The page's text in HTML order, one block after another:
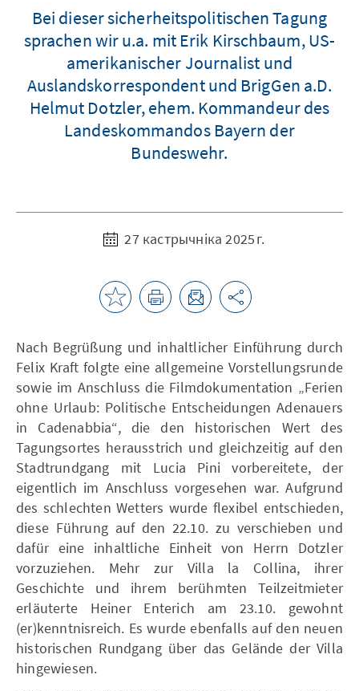
Bei dieser sicherheitspolitischen Tagung
sprachen wir u.a. mit Erik Kirschbaum, US-
amerikanischer Journalist und
Auslandskorrespondent und BrigGen a.D.
Helmut Dotzler, ehem. Kommandeur des
Landeskommandos Bayern der
Bundeswehr.
27 кастрычніка 2025 г.
Nach Begrüßung und inhaltlicher Einführung durch
Felix Kraft folgte eine allgemeine Vorstellungsrunde
sowie im Anschluss die Filmdokumentation „Ferien
ohne Urlaub: Politische Entscheidungen Adenauers
in Cadenabbia“, die den historischen Wert des
Tagungsortes herausstrich und gleichzeitig auf den
Stadtrundgang mit Lucia Pini vorbereitete, der
eigentlich im Anschluss vorgesehen war. Aufgrund
des schlechten Wetters wurde flexibel entschieden,
diese Führung auf den 22.10. zu verschieben und
dafür eine inhaltliche Einheit von Herrn Dotzler
vorzuziehen. Mehr zur Villa la Collina, ihrer
Geschichte und ihrem berühmten Teilzeitmieter
erläuterte Heiner Enterich am 23.10. gewohnt
(er)kenntnisreich. Es wurde ebenfalls auf den neuen
historischen Rundgang über das Gelände der Villa
hingewiesen.